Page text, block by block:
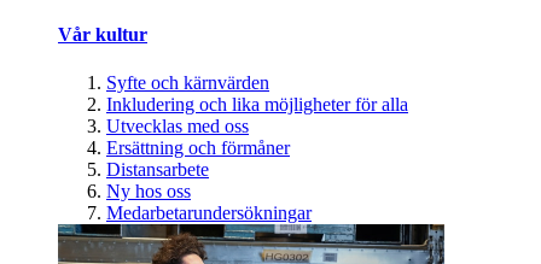
Vår kultur
Syfte och kärnvärden
Inkludering och lika möjligheter för alla
Utvecklas med oss
Ersättning och förmåner
Distansarbete
Ny hos oss
Medarbetarundersökningar